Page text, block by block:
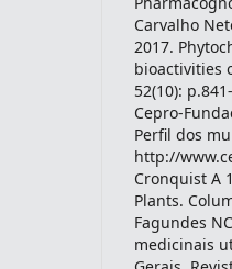
Carvalho
2017.
bioactivities
52(10):
Cepro-
Perfil dos
http://
Cronquist A
Plants.
Fagundes
medicinais